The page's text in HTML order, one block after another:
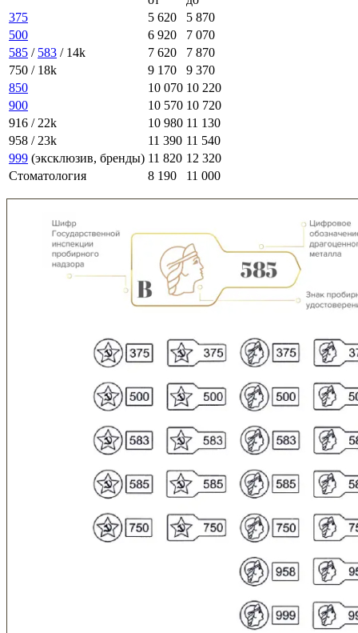
375
5 620
5 870
500
6 920
7 070
585 / 583 / 14k 7 620
7 870
750 / 18k
9 170
9 370
850
10 070 10 220
900
10 570 10 720
916 / 22k
10 980 11 130
958 / 23k
11 390 11 540
999 (эксклюзив, бренды) 11 820 12 320
Стоматология
8 190 11 000